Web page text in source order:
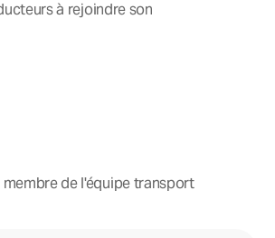
à rejoindre son
de l'équipe transport